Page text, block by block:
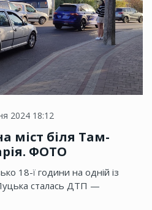
2024 18:12
міст біля Там-
ФОТО
18-ї години на одній із
сталась ДТП —